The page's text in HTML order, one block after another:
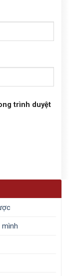
trình duyệt